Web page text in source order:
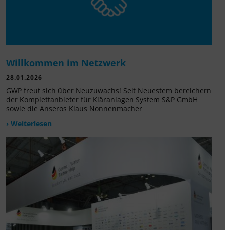
Willkommen im Netzwerk
28.01.2026
GWP freut sich über Neuzuwachs! Seit Neuestem bereichern
der Komplettanbieter für Kläranlagen System S&P GmbH
sowie die Anseros Klaus Nonnenmacher
› Weiterlesen